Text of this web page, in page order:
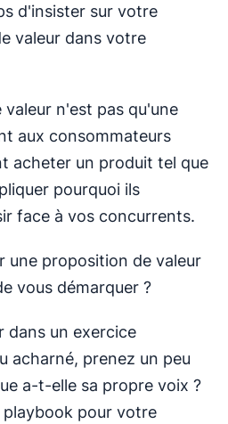
d'insister sur votre
valeur dans votre
n'est pas qu'une
aux consommateurs
acheter un produit tel que
pourquoi ils
face à vos concurrents.
une proposition de valeur
vous démarquer ?
dans un exercice
acharné, prenez un peu
a-t-elle sa propre voix ?
playbook pour votre